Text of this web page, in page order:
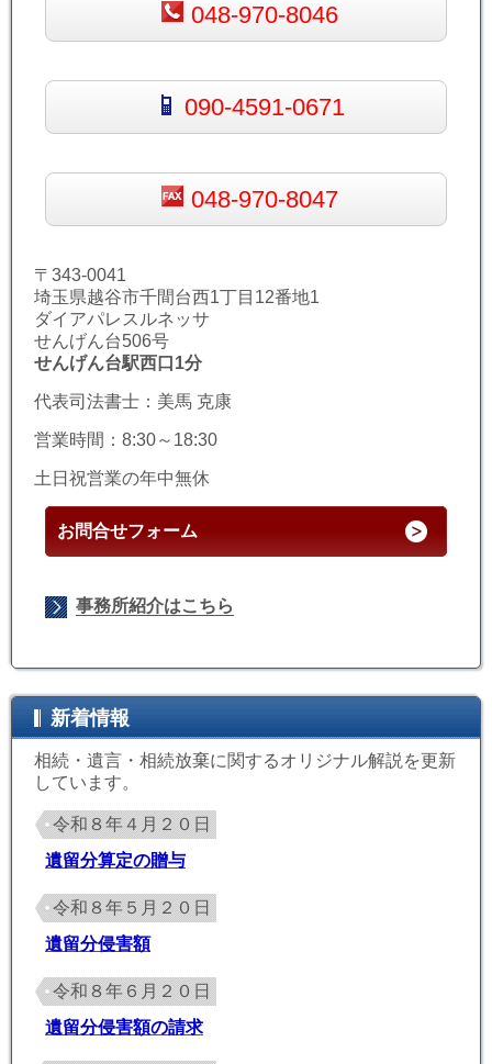
048-970-8046
090-4591-0671
048-970-8047
〒343-0041
埼玉県越谷市千間台西1丁目12番地1
ダイアパレスルネッサ
せんげん台506号
せんげん台駅西口1分
代表司法書士：美馬 克康
営業時間：8:30～18:30
土日祝営業の年中無休
お問合せフォーム
事務所紹介はこちら
新着情報
相続・遺言・相続放棄に関するオリジナル解説を更新
しています。
令和８年４月２０日
遺留分算定の贈与
令和８年５月２０日
遺留分侵害額
令和８年６月２０日
遺留分侵害額の請求